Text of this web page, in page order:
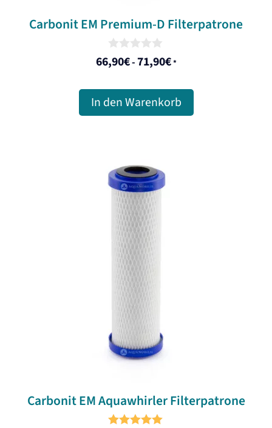
Carbonit EM Premium-D Filterpatrone
0
o
t
o
f
5
66,90€-71,90€*
In den Warenkorb
Carbonit EM Aquawhirler Filterpatrone